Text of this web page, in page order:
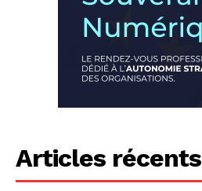
Articles récents